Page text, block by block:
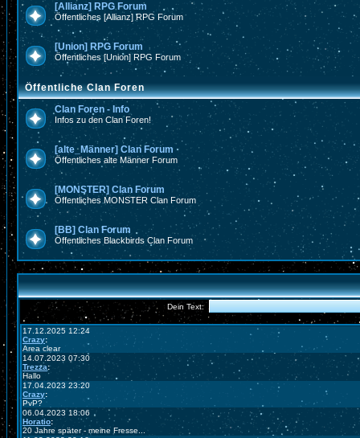
[Allianz] RPG Forum
Öffentliches [Allianz] RPG Forum
[Union] RPG Forum
Öffentliches [Union] RPG Forum
Öffentliche Clan Foren
Clan Foren - Info
Infos zu den Clan Foren!
[alte_Männer] Clan Forum
Öffentliches alte Männer Forum
[MONSTER] Clan Forum
Öffentliches MONSTER Clan Forum
[BB] Clan Forum
Öffentliches Blackbirds Clan Forum